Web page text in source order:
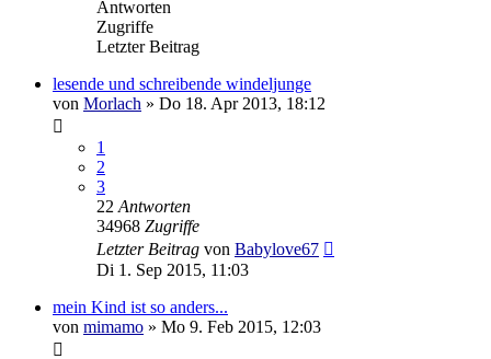
Antworten
Zugriffe
Letzter Beitrag
lesende und schreibende windeljunge
von Morlach » Do 18. Apr 2013, 18:12
1
2
3
22 Antworten
34968 Zugriffe
Letzter Beitrag von Babylove67
Di 1. Sep 2015, 11:03
mein Kind ist so anders...
von mimamo » Mo 9. Feb 2015, 12:03